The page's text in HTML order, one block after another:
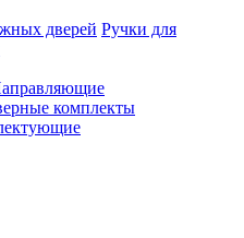
Ручки для
комплекты